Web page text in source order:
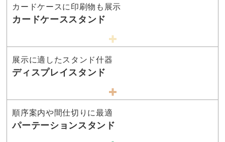
カードケースに印刷物も展示
カードケーススタンド
展示に適したスタンド什器
ディスプレイスタンド
順序案内や間仕切りに最適
パーテーションスタンド